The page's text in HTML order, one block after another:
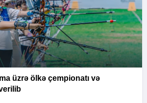
üzrə ölkə çempionatı və